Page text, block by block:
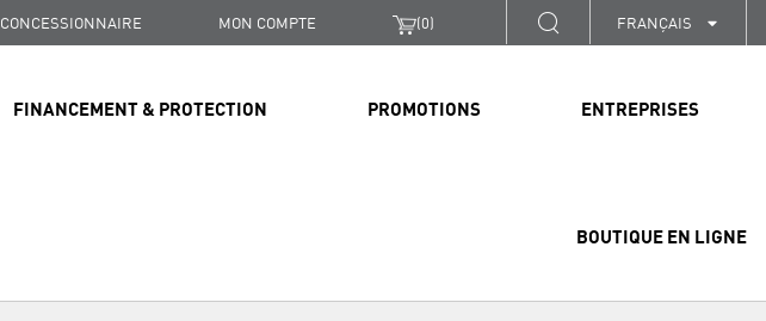
CONCESSIONNAIRE MON COMPTE (0) FRANÇAIS
FINANCEMENT & PROTECTION PROMOTIONS ENTREPRISES
BOUTIQUE EN LIGNE